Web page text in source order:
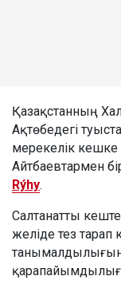
Қазақстанның
Ақтөбедегі
мерекелік кешке
Айтбаевтармен
Rýhy.
Салтанатты
желіде тез тарап